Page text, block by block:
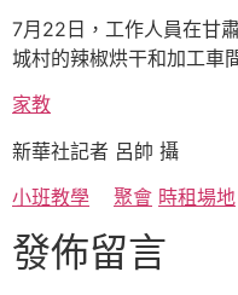
7月22日，工作人員在甘
城村的辣椒烘干和加工車
家教
新華社記者 呂帥 攝
小班教學
聚會 時租場地
發佈留言